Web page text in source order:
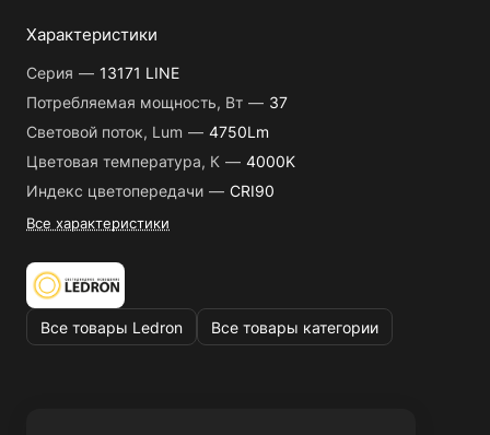
Характеристики
Серия — 13171 LINE
Потребляемая мощность, Вт — 37
Световой поток, Lum — 4750Lm
Цветовая температура, К — 4000K
Индекс цветопередачи — CRI90
Все характеристики
Все товары Ledron Все товары категории